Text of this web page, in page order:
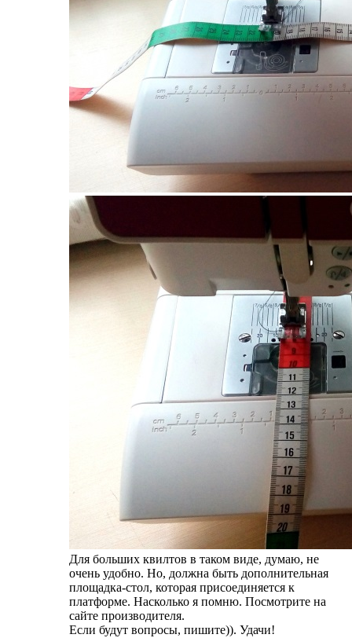
Для больших квилтов в таком виде, думаю, не
очень удобно. Но, должна быть дополнительная
площадка-стол, которая присоединяется к
платформе. Насколько я помню. Посмотрите на
сайте производителя.
Если будут вопросы, пишите)). Удачи!